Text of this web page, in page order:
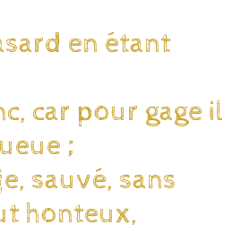
en étant
car pour gage il
;
sauvé, sans
honteux,